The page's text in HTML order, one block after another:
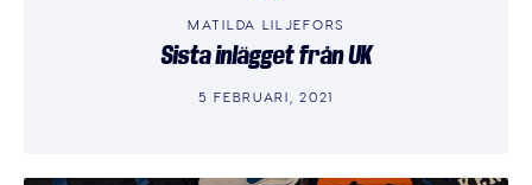
MATILDA LILJEFORS
Sista inlägget från UK
5 FEBRUARI, 2021